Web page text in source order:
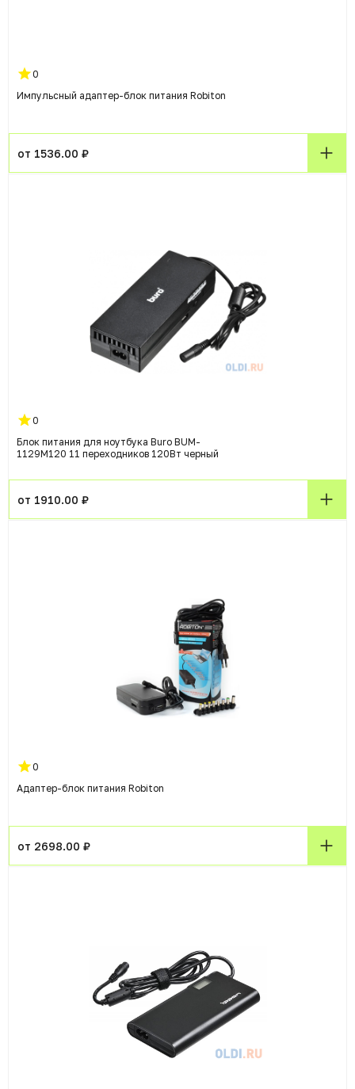
0
Импульсный адаптер-блок питания Robiton
от 1536.00 ₽
0
Блок питания для ноутбука Buro BUM-
1129М120 11 переходников 120Вт черный
от 1910.00 ₽
0
Адаптер-блок питания Robiton
от 2698.00 ₽